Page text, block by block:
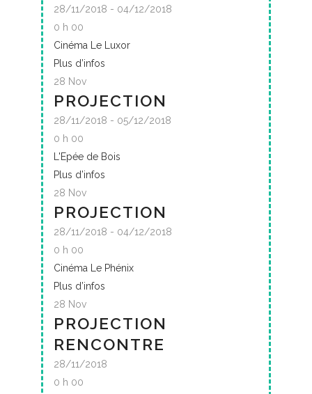
28/11/2018 - 04/12/2018
0 h 00
Cinéma Le Luxor
Plus d’infos
28 Nov
PROJECTION
28/11/2018 - 05/12/2018
0 h 00
L'Epée de Bois
Plus d’infos
28 Nov
PROJECTION
28/11/2018 - 04/12/2018
0 h 00
Cinéma Le Phénix
Plus d’infos
28 Nov
PROJECTION
RENCONTRE
28/11/2018
0 h 00